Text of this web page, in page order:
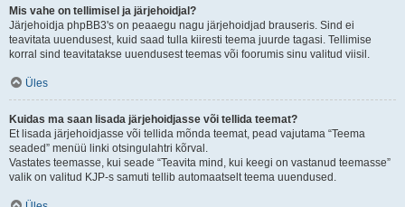
Mis vahe on tellimisel ja järjehoidjal?
Järjehoidja phpBB3's on peaaegu nagu järjehoidjad brauseris. Sind ei
teavitata uuendusest, kuid saad tulla kiiresti teema juurde tagasi. Tellimise
korral sind teavitatakse uuendusest teemas või foorumis sinu valitud viisil.
Üles
Kuidas ma saan lisada järjehoidjasse või tellida teemat?
Et lisada järjehoidjasse või tellida mõnda teemat, pead vajutama “Teema
seaded” menüü linki otsingulahtri kõrval.
Vastates teemasse, kui seade “Teavita mind, kui keegi on vastanud teemasse”
valik on valitud KJP-s samuti tellib automaatselt teema uuendused.